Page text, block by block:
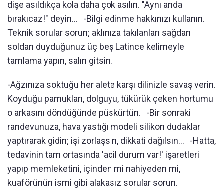
dişe asıldıkça kola daha çok asılın. "Aynı anda
bırakıcaz!" deyin... -Bilgi edinme hakkınızı kullanın.
Teknik sorular sorun; aklınıza takılanları sağdan
soldan duyduğunuz üç beş Latince kelimeyle
tamlama yapın, salın gitsin.
-Ağzınıza soktuğu her alete karşı dilinizle savaş verin.
Koyduğu pamukları, dolguyu, tükürük çeken hortumu
o arkasını döndüğünde püskürtün. -Bir sonraki
randevunuza, hava yastığı modeli silikon dudaklar
yaptırarak gidin; işi zorlaşsın, dikkati dağılsın... -Hatta,
tedavinin tam ortasında 'acil durum var!' işaretleri
yapıp memleketini, içinden mi nahiyeden mi,
kuaförünün ismi gibi alakasız sorular sorun.